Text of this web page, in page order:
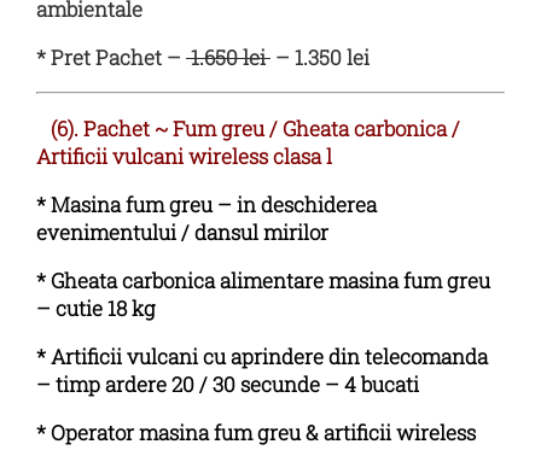
ambientale
* Pret Pachet – 1.650 lei – 1.350 lei
(6). Pachet ~Fum greu / Gheata carbonica /
Artificii vulcani wireless clasa l
* Masina fum greu – in deschiderea
evenimentului / dansul mirilor
* Gheata carbonica alimentare masina fum greu
– cutie 18 kg
* Artificii vulcani cu aprindere din telecomanda
– timp ardere 20 / 30 secunde – 4 bucati
* Operator masina fum greu & artificii wireless